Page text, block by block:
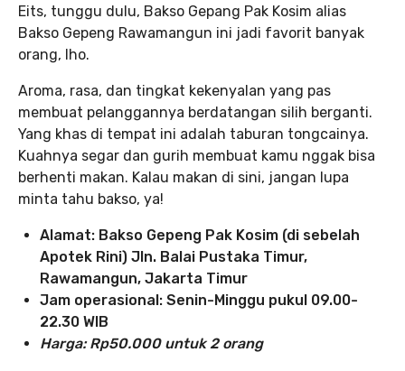
Eits, tunggu dulu, Bakso Gepang Pak Kosim alias
Bakso Gepeng Rawamangun ini jadi favorit banyak
orang, lho.
Aroma, rasa, dan tingkat kekenyalan yang pas
membuat pelanggannya berdatangan silih berganti.
Yang khas di tempat ini adalah taburan tongcainya.
Kuahnya segar dan gurih membuat kamu nggak bisa
berhenti makan. Kalau makan di sini, jangan lupa
minta tahu bakso, ya!
Alamat: Bakso Gepeng Pak Kosim (di sebelah
Apotek Rini) Jln. Balai Pustaka Timur,
Rawamangun, Jakarta Timur
Jam operasional: Senin-Minggu pukul 09.00-
22.30 WIB
Harga: Rp50.000 untuk 2 orang